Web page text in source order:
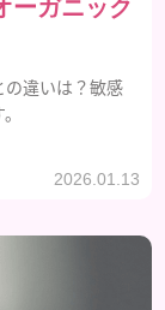
ーガニック
違いは？敏感
2026.01.13